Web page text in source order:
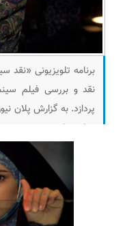
نقد و بررسی فیلم
پردازد. به گزارش پلان
برنامه تلویزیونی
گفتگوی ویژه نیز پیش